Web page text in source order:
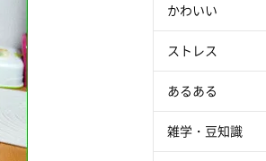
かわいい
ストレス
あるある
雑学・豆知識